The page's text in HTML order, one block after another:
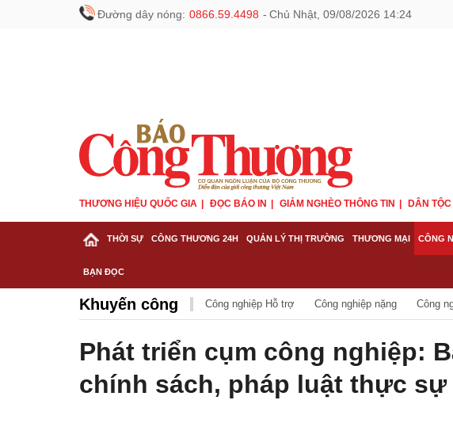
Đường dây nóng: 0866.59.4498 - Chủ Nhật, 09/08/2026 14:24
THƯƠNG HIỆU QUỐC GIA ĐỌC BÁO IN GIẢM NGHÈO THÔNG TIN DÂN
THỜI SỰ CÔNG THƯƠNG 24H QUẢN LÝ THỊ TRƯỜNG THƯƠNG MẠI CÔNG
BẠN ĐỌC
Khuyến công Công nghiệp Hỗ trợ Công nghiệp nặng Công
Phát triển cụm công nghiệp:
chính sách, pháp luật thực sự